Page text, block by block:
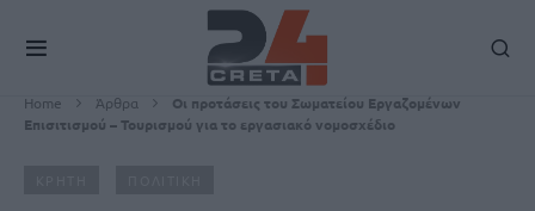
Home Άρθρα
Οι προτάσεις του Σωματείου Εργαζομένων
Επισιτισμού – Τουρισμού για το εργασιακό νομοσχέδιο